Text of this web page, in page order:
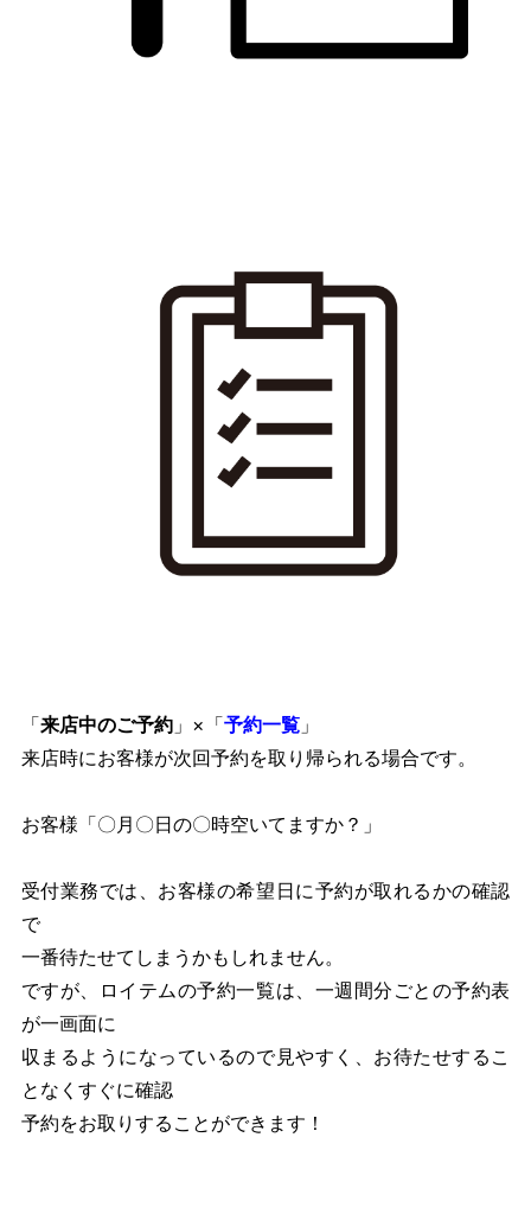
「来店中のご予約」×「予約一覧」
来店時にお客様が次回予約を取り帰られる場合です。
お客様「〇月〇日の〇時空いてますか？」
受付業務では、お客様の希望日に予約が取れるかの確認
で
一番待たせてしまうかもしれません。
ですが、ロイテムの予約一覧は、一週間分ごとの予約表
が一画面に
収まるようになっているので見やすく、お待たせするこ
となくすぐに確認
予約をお取りすることができます！